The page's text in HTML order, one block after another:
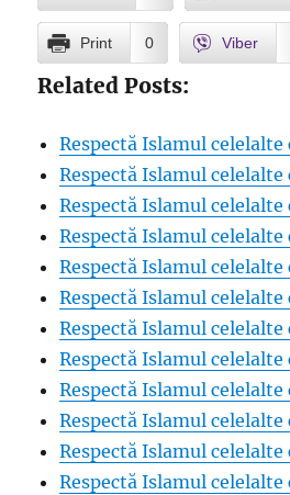
Print 0 Viber
Related Posts:
Respectă Islamul celelalte
Respectă Islamul celelalte
Respectă Islamul celelalte
Respectă Islamul celelalte
Respectă Islamul celelalte
Respectă Islamul celelalte
Respectă Islamul celelalte
Respectă Islamul celelalte
Respectă Islamul celelalte
Respectă Islamul celelalte
Respectă Islamul celelalte
Respectă Islamul celelalte